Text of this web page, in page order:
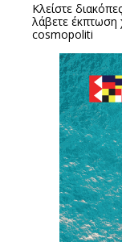
Κλείστε
λάβετε έκπτωση
cosmopoliti